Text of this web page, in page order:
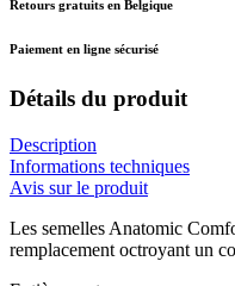
Retours gratuits en Belgique
Paiement en ligne sécurisé
Détails du produit
Description
Informations techniques
Avis sur le produit
Les semelles Anatomic
remplacement octroyant un